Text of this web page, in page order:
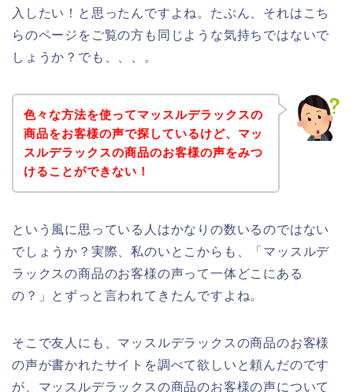
入したい！と思ったんですよね。たぶん、それはこち
らのページをご覧の方も同じような気持ちではないで
しょうか？でも、、、。
色々な方法を使ってマッスルデラックスの
商品をお客様の声で探しているけど、マッ
スルデラックスの商品のお客様の声をみつ
けることができない！
という風に思っている人はかなりの数いるのではない
でしょうか？実際、私のいとこからも、「マッスルデ
ラックスの商品のお客様の声って一体どこにある
の？」とずっと言われてきたんですよね。
そこで友人にも、マッスルデラックスの商品のお客様
の声が書かれたサイトを調べて欲しいと頼んだのです
が、マッスルデラックスの商品のお客様の声について